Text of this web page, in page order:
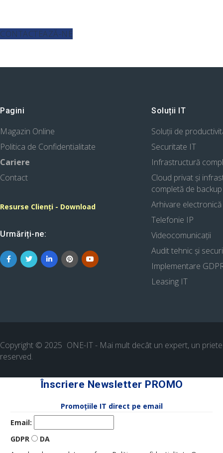
CONTACTEAZĂ-NE
Pagini
Magazin Online
Politica de Confidentialitate
Cariere
Contact
Resurse Clienți - Download
Urmăriți-ne:
Soluții IT
Soluții de
Securitate IT
Infrastructură
Cloud privat și
completă de backup
Arhivare electronică
Telefonie IP
Videocomunicații
Audit tehnic și
Implementare
Leasing IT
Copyright © 2025 ONE-IT - Mai mult decât un expert, un
reserved.
Înscriere Newsletter PROMO
Promoțiile IT direct pe email
Email:
GDPR
DA